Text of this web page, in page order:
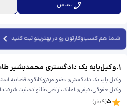
تماس
شما هم کسب‌وکارتون رو در بهترینو ثبت کنید
1
.وکیل‌پایه یک دادگستری محمدبشیر
وکیل پایه یک دادگستری عضو مرکزوکلاقوه قضاییه
وکیل حقوقی،کیفری،املاک،اراضی،خانواده،ثبت
5
(
9 نفر)